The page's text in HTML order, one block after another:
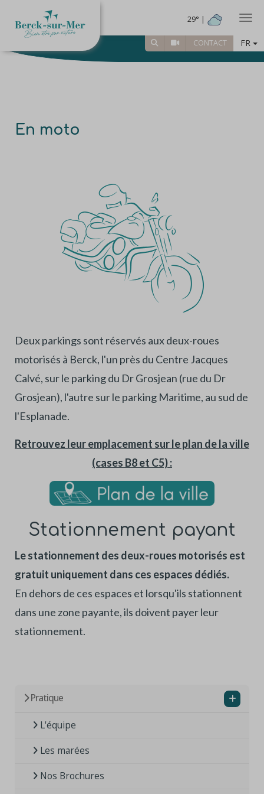
29° |
CONTACT FR
En moto
Deux parkings sont réservés aux deux-roues
motorisés à Berck, l'un près du Centre Jacques
Calvé, sur le parking du Dr Grosjean (rue du Dr
Grosjean), l'autre sur le parking Maritime, au sud de
l'Esplanade.
Retrouvez leur emplacement sur le plan de la ville
(cases B8 et C5) :
Stationnement payant
Le stationnement des deux-roues motorisés est
gratuit uniquement dans ces espaces dédiés.
En dehors de ces espaces et lorsqu'ils stationnent
dans une zone payante, ils doivent payer leur
stationnement.
Pratique
L'équipe
Les marées
Nos Brochures